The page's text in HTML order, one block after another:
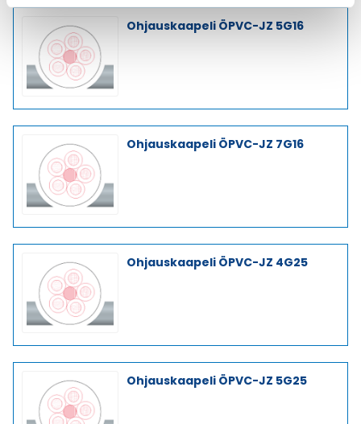
Ohjauskaapeli ÖPVC-JZ 5G16
Ohjauskaapeli ÖPVC-JZ 7G16
Ohjauskaapeli ÖPVC-JZ 4G25
Ohjauskaapeli ÖPVC-JZ 5G25